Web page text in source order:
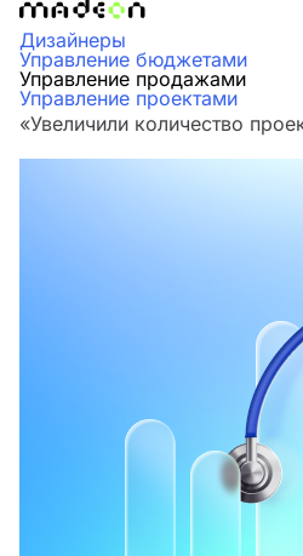
Дизайнеры
Управление бюджетами
Управление продажами
Управление проектами
«Увеличили количество